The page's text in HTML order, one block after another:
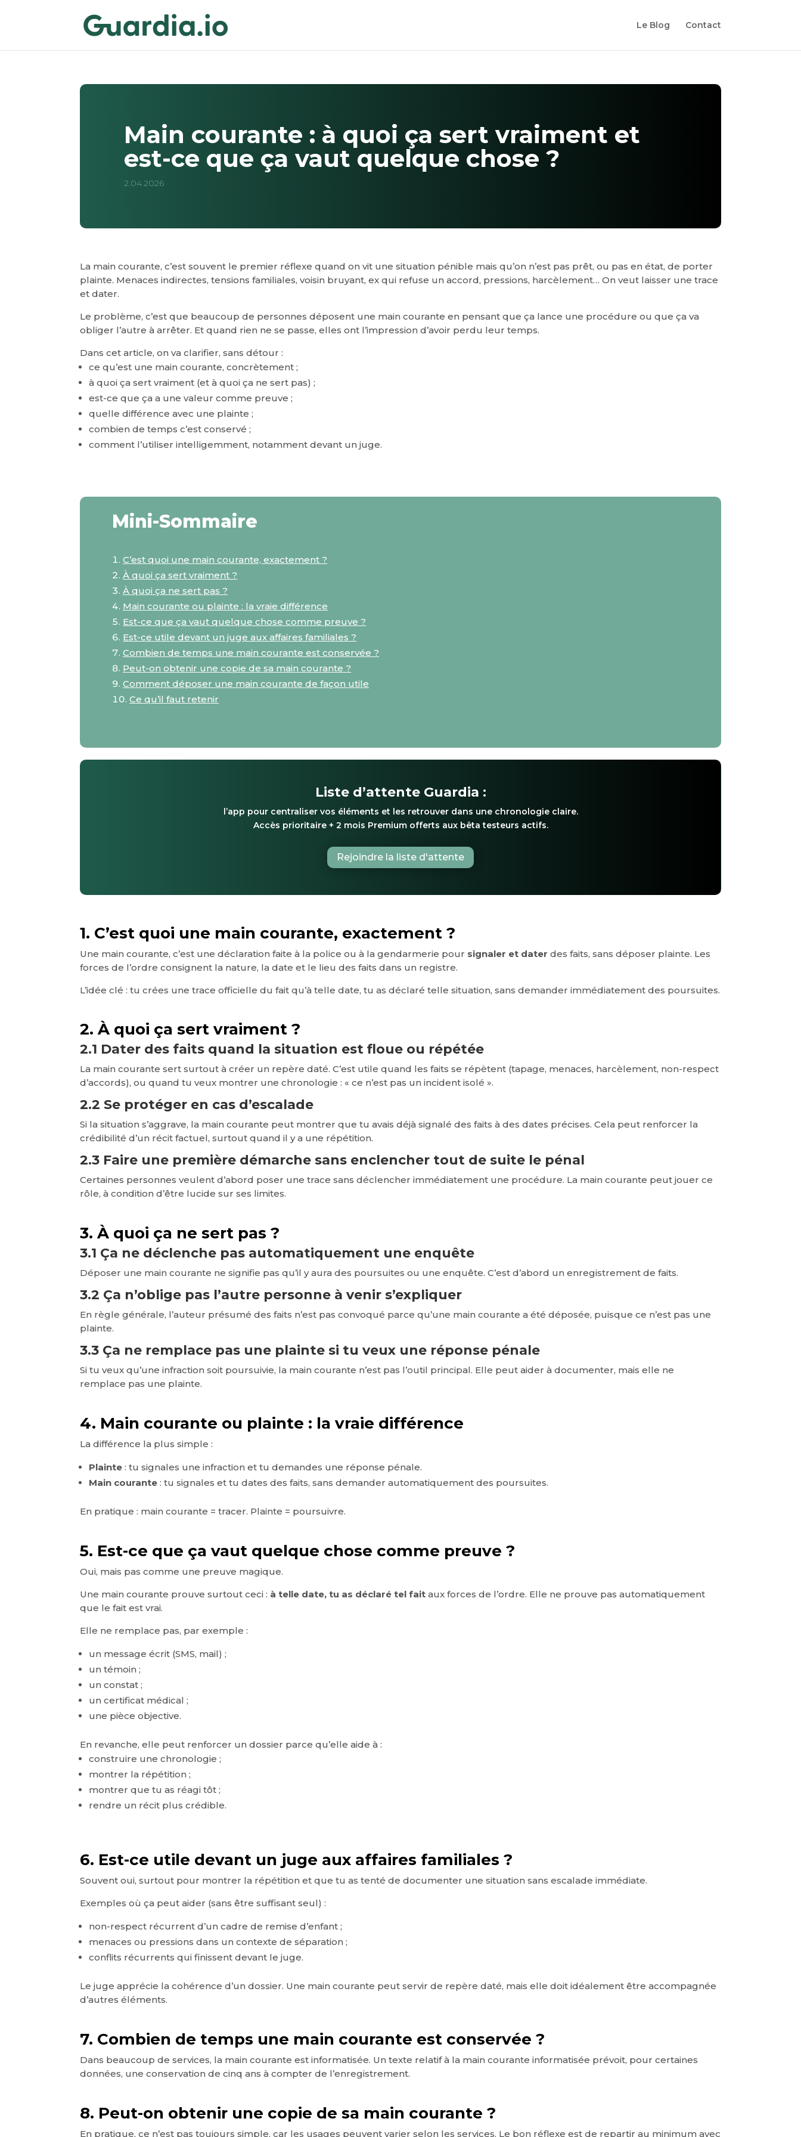
Le Blog Contact
Main courante : à quoi ça sert vraiment et
est-ce que ça vaut quelque chose ?
2.04.2026
La main courante, c’est souvent le premier réflexe quand on vit une situation pénible mais qu’on n’est pas prêt, ou pas en état, de porter
plainte. Menaces indirectes, tensions familiales, voisin bruyant, ex qui refuse un accord, pressions, harcèlement… On veut laisser une trace
et dater.
Le problème, c’est que beaucoup de personnes déposent une main courante en pensant que ça lance une procédure ou que ça va
obliger l’autre à arrêter. Et quand rien ne se passe, elles ont l’impression d’avoir perdu leur temps.
Dans cet article, on va clarifier, sans détour :
ce qu’est une main courante, concrètement ;
à quoi ça sert vraiment (et à quoi ça ne sert pas) ;
est-ce que ça a une valeur comme preuve ;
quelle différence avec une plainte ;
combien de temps c’est conservé ;
comment l’utiliser intelligemment, notamment devant un juge.
Mini-Sommaire
C’est quoi une main courante, exactement ?
À quoi ça sert vraiment ?
À quoi ça ne sert pas ?
Main courante ou plainte : la vraie différence
Est-ce que ça vaut quelque chose comme preuve ?
Est-ce utile devant un juge aux affaires familiales ?
Combien de temps une main courante est conservée ?
Peut-on obtenir une copie de sa main courante ?
Comment déposer une main courante de façon utile
Ce qu’il faut retenir
Liste d’attente Guardia :
l’app pour centraliser vos éléments et les retrouver dans une chronologie claire.
Accès prioritaire + 2 mois Premium offerts aux bêta testeurs actifs.
Rejoindre la liste d'attente
1. C’est quoi une main courante, exactement ?
Une main courante, c’est une déclaration faite à la police ou à la gendarmerie pour signaler et dater des faits, sans déposer plainte. Les
forces de l’ordre consignent la nature, la date et le lieu des faits dans un registre.
L’idée clé : tu crées une trace officielle du fait qu’à telle date, tu as déclaré telle situation, sans demander immédiatement des poursuites.
2. À quoi ça sert vraiment ?
2.1 Dater des faits quand la situation est floue ou répétée
La main courante sert surtout à créer un repère daté. C’est utile quand les faits se répètent (tapage, menaces, harcèlement, non-respect
d’accords), ou quand tu veux montrer une chronologie : « ce n’est pas un incident isolé ».
2.2 Se protéger en cas d’escalade
Si la situation s’aggrave, la main courante peut montrer que tu avais déjà signalé des faits à des dates précises. Cela peut renforcer la
crédibilité d’un récit factuel, surtout quand il y a une répétition.
2.3 Faire une première démarche sans enclencher tout de suite le pénal
Certaines personnes veulent d’abord poser une trace sans déclencher immédiatement une procédure. La main courante peut jouer ce
rôle, à condition d’être lucide sur ses limites.
3. À quoi ça ne sert pas ?
3.1 Ça ne déclenche pas automatiquement une enquête
Déposer une main courante ne signifie pas qu’il y aura des poursuites ou une enquête. C’est d’abord un enregistrement de faits.
3.2 Ça n’oblige pas l’autre personne à venir s’expliquer
En règle générale, l’auteur présumé des faits n’est pas convoqué parce qu’une main courante a été déposée, puisque ce n’est pas une
plainte.
3.3 Ça ne remplace pas une plainte si tu veux une réponse pénale
Si tu veux qu’une infraction soit poursuivie, la main courante n’est pas l’outil principal. Elle peut aider à documenter, mais elle ne
remplace pas une plainte.
4. Main courante ou plainte : la vraie différence
La différence la plus simple :
Plainte : tu signales une infraction et tu demandes une réponse pénale.
Main courante : tu signales et tu dates des faits, sans demander automatiquement des poursuites.
En pratique : main courante = tracer. Plainte = poursuivre.
5. Est-ce que ça vaut quelque chose comme preuve ?
Oui, mais pas comme une preuve magique.
Une main courante prouve surtout ceci : à telle date, tu as déclaré tel fait aux forces de l’ordre. Elle ne prouve pas automatiquement
que le fait est vrai.
Elle ne remplace pas, par exemple :
un message écrit (SMS, mail) ;
un témoin ;
un constat ;
un certificat médical ;
une pièce objective.
En revanche, elle peut renforcer un dossier parce qu’elle aide à :
construire une chronologie ;
montrer la répétition ;
montrer que tu as réagi tôt ;
rendre un récit plus crédible.
6. Est-ce utile devant un juge aux affaires familiales ?
Souvent oui, surtout pour montrer la répétition et que tu as tenté de documenter une situation sans escalade immédiate.
Exemples où ça peut aider (sans être suffisant seul) :
non-respect récurrent d’un cadre de remise d’enfant ;
menaces ou pressions dans un contexte de séparation ;
conflits récurrents qui finissent devant le juge.
Le juge apprécie la cohérence d’un dossier. Une main courante peut servir de repère daté, mais elle doit idéalement être accompagnée
d’autres éléments.
7. Combien de temps une main courante est conservée ?
Dans beaucoup de services, la main courante est informatisée. Un texte relatif à la main courante informatisée prévoit, pour certaines
données, une conservation de cinq ans à compter de l’enregistrement.
8. Peut-on obtenir une copie de sa main courante ?
En pratique, ce n’est pas toujours simple, car les usages peuvent varier selon les services. Le bon réflexe est de repartir au minimum avec